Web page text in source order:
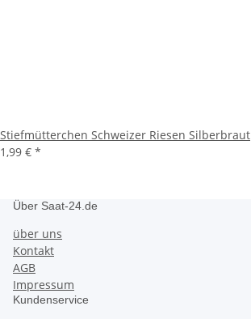
Stiefmütterchen Schweizer Riesen Silberbraut
1,99 € *
Über Saat-24.de
über uns
Kontakt
AGB
Impressum
Kundenservice